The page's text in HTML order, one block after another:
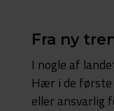
Fra ny
I nogle af
Hær i de
eller ansvarlig